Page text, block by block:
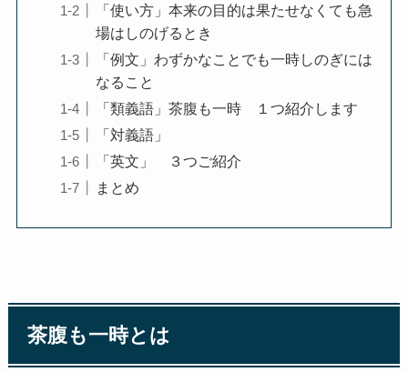
「使い方」本来の目的は果たせなくても急
場はしのげるとき
「例文」わずかなことでも一時しのぎには
なること
「類義語」茶腹も一時 １つ紹介します
「対義語」
「英文」 ３つご紹介
まとめ
茶腹も一時とは